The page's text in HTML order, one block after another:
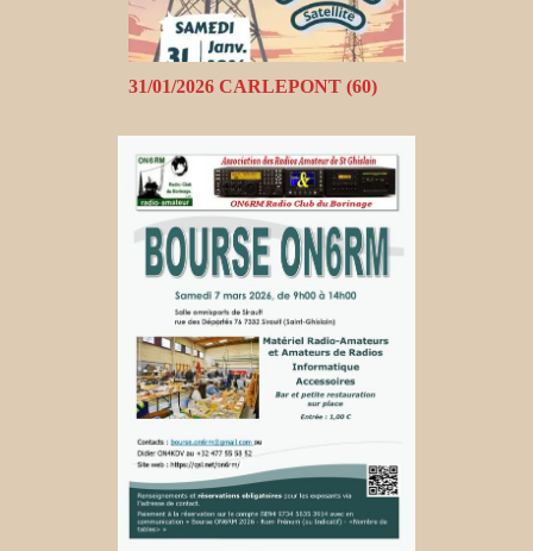
31/01/2026 CARLEPONT (60)